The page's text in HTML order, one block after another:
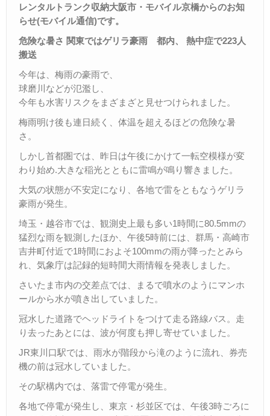
レンタルトランク収納大阪市・モバイル京橋からのお知
らせ(モバイル通信)です。
危険な暑さ 関東ではゲリラ豪雨 都内、 熱中症で223人
搬送
今年は、梅雨の豪雨で、
球磨川などが氾濫し、
今年も水害リスクをまざまざと見せつけられました。
梅雨明け後も連日続く、体温を超えるほどの危険な暑
さ。
しかし首都圏では、昨日は午後にかけて一転空模様が変
わり始め.大きな稲光とともに雷鳴が鳴り響きました。
大気の状態が不安定になり、各地で雷をともなうゲリラ
豪雨が発生。
埼玉・越谷市では、観測史上最も多い1時間に80.5mmの
猛烈な雨を観測したほか、午後5時前には、群馬・高崎市
吉井町付近で1時間におよそ100mmの雨が降ったとみら
れ、気象庁は記録的短時間大雨情報を発表しました。
さいたま市内の交差点では、まるで噴水のようにマンホ
ールから水が噴き出していました。
冠水した道路でヘッドライトをつけて走る路線バス。走
り去ったあとには、波が何度も押し寄せていました。
JR東川口駅では、雨水が階段から滝のように流れ、券売
機の前は冠水していました。
その駅構内では、落雷で停電が発生。
各地で停電が発生し、東京・杉並区では、午後3時ごろに